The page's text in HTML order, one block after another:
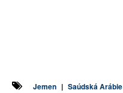
Jemen | Saúdská Arábie